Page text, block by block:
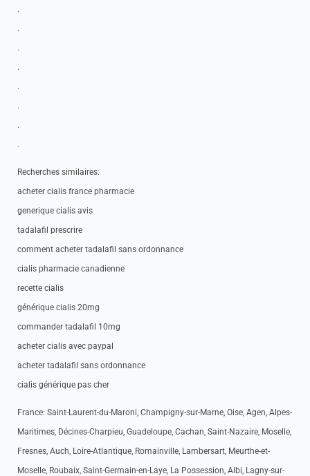
.
.
.
.
.
.
.
.
Recherches similaires:
acheter cialis france pharmacie
generique cialis avis
tadalafil prescrire
comment acheter tadalafil sans ordonnance
cialis pharmacie canadienne
recette cialis
générique cialis 20mg
commander tadalafil 10mg
acheter cialis avec paypal
acheter tadalafil sans ordonnance
cialis générique pas cher
France: Saint-Laurent-du-Maroni, Champigny-sur-Marne, Oise, Agen, Alpes-
Maritimes, Décines-Charpieu, Guadeloupe, Cachan, Saint-Nazaire, Moselle,
Fresnes, Auch, Loire-Atlantique, Romainville, Lambersart, Meurthe-et-
Moselle, Roubaix, Saint-Germain-en-Laye, La Possession, Albi, Lagny-sur-